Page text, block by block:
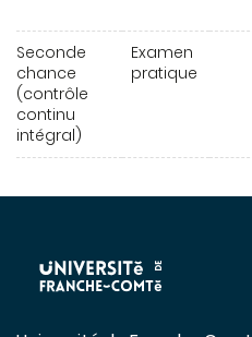
Seconde
chance
(contrôle
continu
intégral)
Examen
pratique